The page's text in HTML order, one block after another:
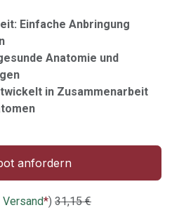
Einfache Anbringung
Anatomie und
in Zusammenarbeit
anfordern
Versand*) 31,15€